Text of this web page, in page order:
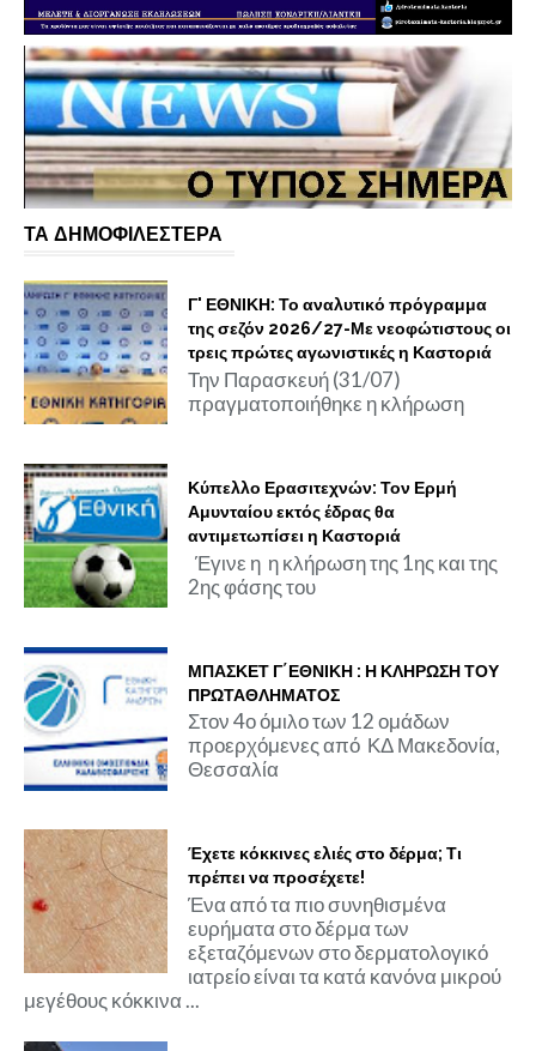
ΤΑ ΔΗΜΟΦΙΛΕΣΤΕΡΑ
Γ' ΕΘΝΙΚΗ: Το αναλυτικό πρόγραμμα
της σεζόν 2026/27-Με νεοφώτιστους οι
τρεις πρώτες αγωνιστικές η Καστοριά
Την Παρασκευή (31/07)
πραγματοποιήθηκε η κλήρωση
Κύπελλο Ερασιτεχνών: Τον Ερμή
Αμυνταίου εκτός έδρας θα
αντιμετωπίσει η Καστοριά
Έγινε η η κλήρωση της 1ης και της
2ης φάσης του
ΜΠΑΣΚΕΤ Γ΄ΕΘΝΙΚΗ : Η ΚΛΗΡΩΣΗ ΤΟΥ
ΠΡΩΤΑΘΛΗΜΑΤΟΣ
Στον 4ο όμιλο των 12 ομάδων
προερχόμενες από ΚΔ Μακεδονία,
Θεσσαλία
Έχετε κόκκινες ελιές στο δέρμα; Τι
πρέπει να προσέχετε!
Ένα από τα πιο συνηθισμένα
ευρήματα στο δέρμα των
εξεταζόμενων στο δερματολογικό
ιατρείο είναι τα κατά κανόνα μικρού
μεγέθους κόκκινα ...